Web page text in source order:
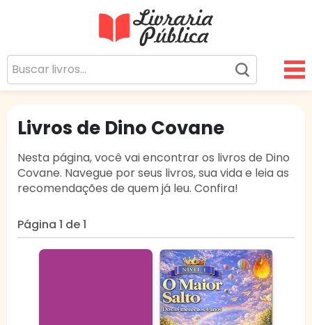
Sua Biblioteca Virtual Gratuita
Livros de Dino Covane
Nesta página, você vai encontrar os livros de Dino
Covane. Navegue por seus livros, sua vida e leia as
recomendações de quem já leu. Confira!
Página 1 de 1